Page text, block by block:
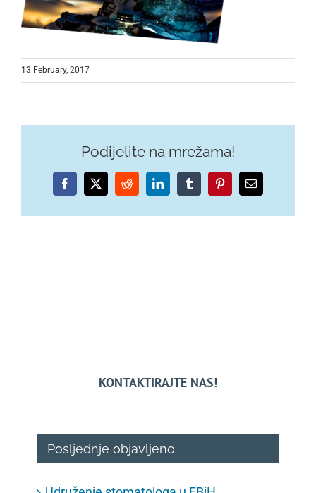
13 February, 2017
Podijelite na mrežama!
Facebook
X RedditLinkedInTumblrPinterestEmail
KONTAKTIRAJTE NAS!
Posljednje objavljeno